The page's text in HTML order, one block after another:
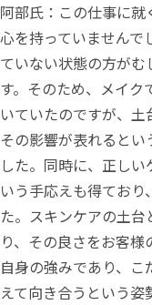
阿部氏：この仕事に
心を持っていません
ていない状態の方が
す。そのため、メイ
いていたのですが、
その影響が表れると
した。同時に、正し
いう手応えも得てお
た。スキンケアの土
り、その良さをお客
自身の強みであり、
えて向き合うという